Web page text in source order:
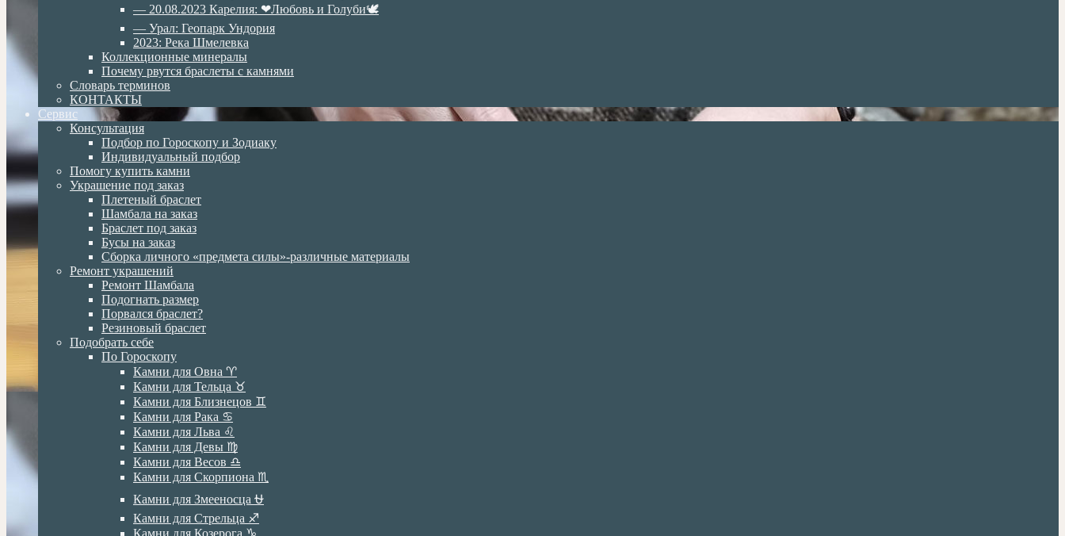
— 20.08.2023 Карелия: ❤Любовь и Голуби🕊
— Урал: Геопарк Ундория
2023: Река Шмелевка
Коллекционные минералы
Почему рвутся браслеты с камнями
Словарь терминов
КОНТАКТЫ
Сервис
Консультация
Подбор по Гороскопу и Зодиаку
Индивидуальный подбор
Помогу купить камни
Украшение под заказ
Плетеный браслет
Шамбала на заказ
Браслет под заказ
Бусы на заказ
Сборка личного «предмета силы»-различные материалы
Ремонт украшений
Ремонт Шамбала
Подогнать размер
Порвался браслет?
Резиновый браслет
Подобрать себе
По Гороскопу
Камни для Овна ♈️
Камни для Тельца ♉️
Камни для Близнецов ♊️
Камни для Рака ♋️
Камни для Льва ♌️
Камни для Девы ♍️
Камни для Весов ♎️
Камни для Скорпиона ♏️
Камни для Змееносца ⛎
Камни для Стрельца ♐️
Камни для Козерога ♑️